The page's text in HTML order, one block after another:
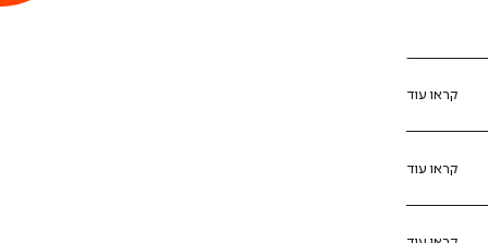
קראו עוד
קראו עוד